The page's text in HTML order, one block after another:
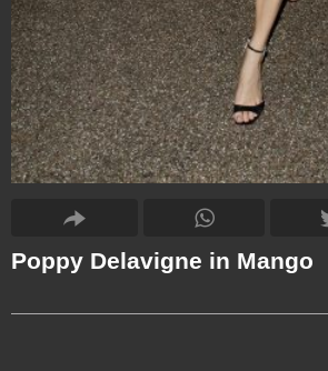
Poppy Delavigne in Mango